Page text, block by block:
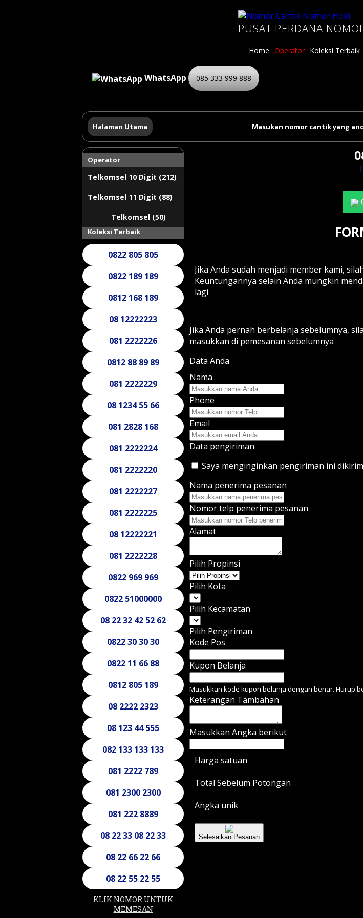
PUSAT PERDANA
Home Operator Koleksi Terbaik
WhatsApp 085 333 999 888
Halaman Utama Masukan nomor cantik yang
Operator
Telkomsel 10 Digit (212)
Telkomsel 11 Digit (88)
Telkomsel (50)
Koleksi Terbaik
0822 805 805
0822 189 189
0812 168 189
08 12222223
081 2222226
0812 88 89 89
081 2222229
08 1234 55 66
081 2828 168
081 2222224
081 2222220
081 2222227
081 2222225
08 12222221
081 2222228
0822 969 969
0822 51000000
08 22 32 42 52 62
0822 30 30 30
0822 11 66 88
0812 805 189
08 2222 2323
08 123 44 555
082 133 133 133
081 2222 789
081 2300 2300
081 222 8889
08 22 33 08 22 33
08 22 66 22 66
08 22 55 22 55
KLIK NOMOR UNTUK
MEMESAN
Jika Anda sudah menjadi member kami,
Keuntungannya selain Anda mungkin
lagi
Jika Anda pernah berbelanja sebelumnya,
masukkan di pemesanan sebelumnya
Data Anda
Nama
Phone
Email
Data pengiriman
Saya menginginkan pengiriman ini
Nama penerima pesanan
Nomor telp penerima pesanan
Alamat
Pilih Propinsi
Pilih Kota
Pilih Kecamatan
Pilih Pengiriman
Kode Pos
Kupon Belanja
Masukkan kode kupon belanja dengan benar. Hurup
Keterangan Tambahan
Masukkan Angka berikut
Harga satuan
Total Sebelum Potongan
Angka unik
Selesaikan Pesanan